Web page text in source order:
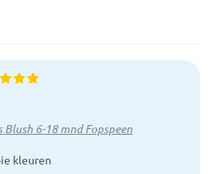
Blush 6-18 mnd Fopspeen
kleuren